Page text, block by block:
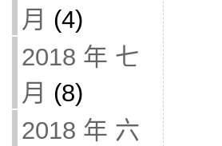
月 (4)
2018 年 七
月 (8)
2018 年 六